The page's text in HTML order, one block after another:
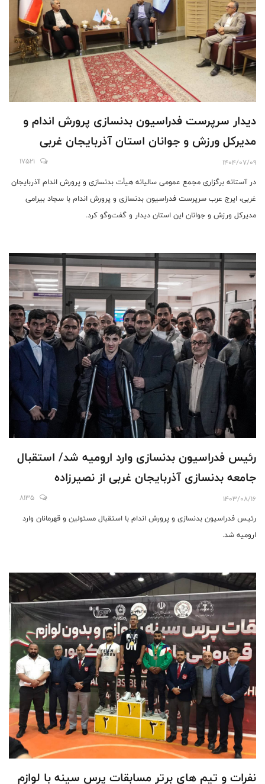
دیدار سرپرست فدراسیون بدنسازی پرورش اندام و
مدیرکل ورزش و جوانان استان آذربایجان غربی
1404/07/09
17521
در آستانه برگزاری مجمع عمومی سالیانه هیأت بدنسازی و پرورش اندام آذربایجان
غربی، ایرج عرب سرپرست فدراسیون بدنسازی و پرورش اندام با سجاد بیرامی
مدیرکل ورزش و جوانان این استان دیدار و گفت‌وگو کرد.
رئیس فدراسیون بدنسازی وارد ارومیه شد/ استقبال
جامعه بدنسازی آذربایجان غربی از نصیرزاده
1403/08/16
8135
رئیس فدراسیون بدنسازی و پرورش اندام‌ با استقبال مسئولین و قهرمانان وارد
ارومیه شد.
نفرات و تیم های برتر مسابقات پرس سینه با لوازم